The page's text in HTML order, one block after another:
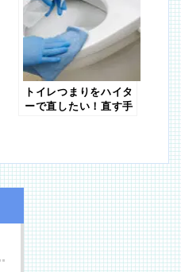
トイレつまりをハイタ
ーで直したい！直す手